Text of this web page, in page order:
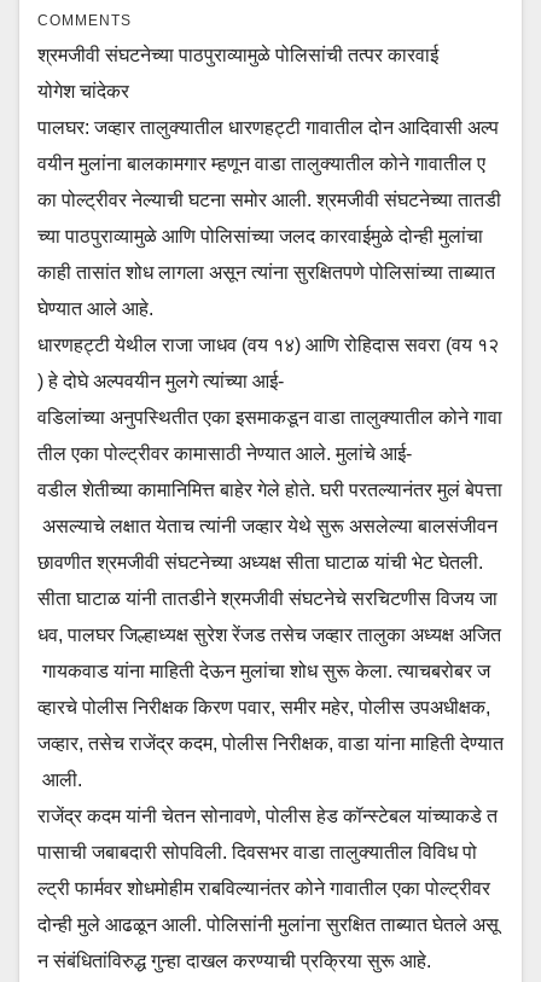
COMMENTS
श्रमजीवी संघटनेच्या पाठपुराव्यामुळे पोलिसांची तत्पर कारवाई
योगेश चांदेकर
पालघर: जव्हार तालुक्यातील धारणहट्टी गावातील दोन आदिवासी अल्प
वयीन मुलांना बालकामगार म्हणून वाडा तालुक्यातील कोने गावातील ए
का पोल्ट्रीवर नेल्याची घटना समोर आली. श्रमजीवी संघटनेच्या तातडी
च्या पाठपुराव्यामुळे आणि पोलिसांच्या जलद कारवाईमुळे दोन्ही मुलांचा
काही तासांत शोध लागला असून त्यांना सुरक्षितपणे पोलिसांच्या ताब्यात
घेण्यात आले आहे.
धारणहट्टी येथील राजा जाधव (वय १४) आणि रोहिदास सवरा (वय १२
) हे दोघे अल्पवयीन मुलगे त्यांच्या आई-
वडिलांच्या अनुपस्थितीत एका इसमाकडून वाडा तालुक्यातील कोने गावा
तील एका पोल्ट्रीवर कामासाठी नेण्यात आले. मुलांचे आई-
वडील शेतीच्या कामानिमित्त बाहेर गेले होते. घरी परतल्यानंतर मुलं बेपत्ता
असल्याचे लक्षात येताच त्यांनी जव्हार येथे सुरू असलेल्या बालसंजीवन
छावणीत श्रमजीवी संघटनेच्या अध्यक्ष सीता घाटाळ यांची भेट घेतली.
सीता घाटाळ यांनी तातडीने श्रमजीवी संघटनेचे सरचिटणीस विजय जा
धव, पालघर जिल्हाध्यक्ष सुरेश रेंजड तसेच जव्हार तालुका अध्यक्ष अजित
गायकवाड यांना माहिती देऊन मुलांचा शोध सुरू केला. त्याचबरोबर ज
व्हारचे पोलीस निरीक्षक किरण पवार, समीर महेर, पोलीस उपअधीक्षक,
जव्हार, तसेच राजेंद्र कदम, पोलीस निरीक्षक, वाडा यांना माहिती देण्यात
आली.
राजेंद्र कदम यांनी चेतन सोनावणे, पोलीस हेड कॉन्स्टेबल यांच्याकडे त
पासाची जबाबदारी सोपविली. दिवसभर वाडा तालुक्यातील विविध पो
ल्ट्री फार्मवर शोधमोहीम राबविल्यानंतर कोने गावातील एका पोल्ट्रीवर
दोन्ही मुले आढळून आली. पोलिसांनी मुलांना सुरक्षित ताब्यात घेतले असू
न संबंधितांविरुद्ध गुन्हा दाखल करण्याची प्रक्रिया सुरू आहे.